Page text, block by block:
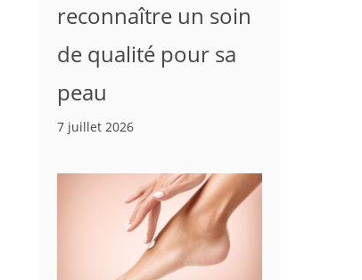
reconnaître un soin
de qualité pour sa
peau
7 juillet 2026